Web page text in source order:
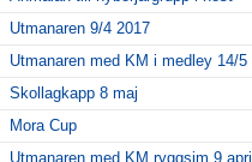
Utmanaren 9/4 2017
Utmanaren med KM i medley 14/5
Skollagkapp 8 maj
Mora Cup
Utmanaren med KM ryggsim 9 april